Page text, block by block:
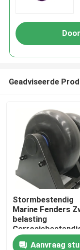
Thuis
Producten
Geadviseerde
Stormbestendig
Marine Fenders
belasting
Flexible Design
Aanvraag